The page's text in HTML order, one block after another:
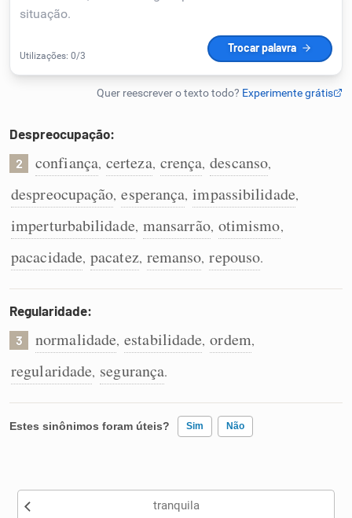
Cata-letras
Caça-palavras
Dicionário
Sinônimos
Despreocupação:
2 confiança, certeza, crença, descanso,
despreocupação, esperança, impassibilidade,
imperturbabilidade, mansarrão, otimismo,
pacacidade, pacatez, remanso, repouso.
Regularidade:
3 normalidade, estabilidade, ordem,
regularidade, segurança.
Estes sinônimos foram úteis? Sim Não
Nenhum dos sinônimos apresentados me ajudou
tranquila